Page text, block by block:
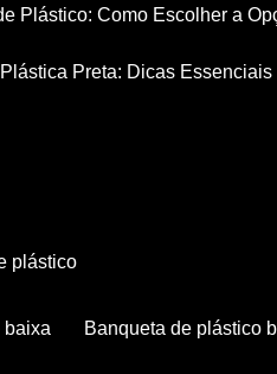
de Plástico: Como Escolher a
Plástica Preta: Dicas
plástico
baixa banqueta de plástico